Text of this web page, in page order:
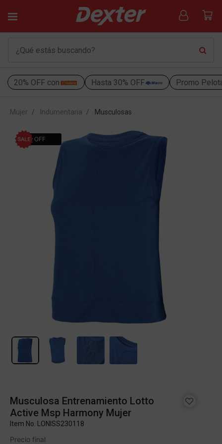
20% OFF con Hasta 30% OFF Promo
Mujer Indumentaria Musculosas
40% OFF
Musculosa Entrenamiento Lotto
Active Msp Harmony Mujer
Item No. LONISS230118
Precio final